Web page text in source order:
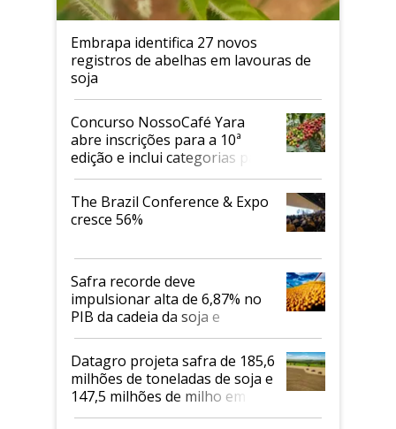
Embrapa identifica 27 novos
registros de abelhas em lavouras de
soja
Concurso NossoCafé Yara
abre inscrições para a 10ª
edição e inclui categorias para
cafés Canephora
The Brazil Conference & Expo
cresce 56%
Safra recorde deve
impulsionar alta de 6,87% no
PIB da cadeia da soja e
biodiesel em 2026
Datagro projeta safra de 185,6
milhões de toneladas de soja e
147,5 milhões de milho em
2026/27